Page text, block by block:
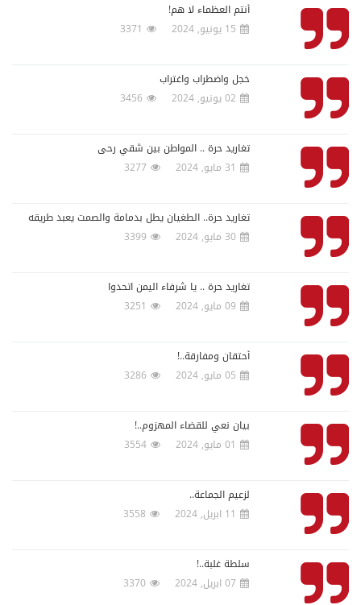
أنتم العظماء لا هم!
15 يونيو, 2024
3371
خجل واضطراب واغتراب
02 يونيو, 2024
3456
تغاريد حرة .. المواطن بين شقي رحى
31 مايو, 2024
3277
تغاريد حرة.. الطغيان يطل بدمامة والصمت يعبد طريقه
30 مايو, 2024
3399
تغاريد حرة .. يا شرفاء اليمن اتحدوا
09 مايو, 2024
3251
أحتقان ومفارقة..!
05 مايو, 2024
3286
بيان نعي للقضاء المهزوم..!
01 مايو, 2024
3554
لزعيم الجماعة..
11 ابريل, 2024
3558
سلطة غلبة..!
07 ابريل, 2024
3370